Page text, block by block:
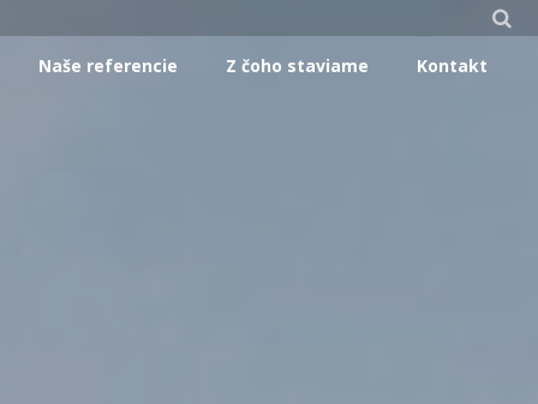
Naše referencie Z čoho staviame Kontakt